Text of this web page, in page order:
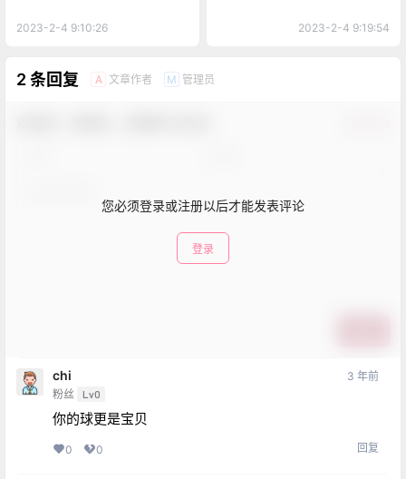
2023-2-4 9:10:26 2023-2-4 9:19:54
2 条回复 A 文章作者 M 管理员
您必须登录或注册以后才能发表评论
登录
chi
粉丝 Lv0
3 年前
你的球更是宝贝
0 0 回复